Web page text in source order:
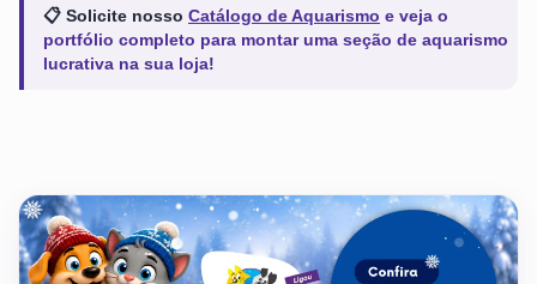
📋 Solicite nosso Catálogo de Aquarismo e veja o
portfólio completo para montar uma seção de aquarismo
lucrativa na sua loja!